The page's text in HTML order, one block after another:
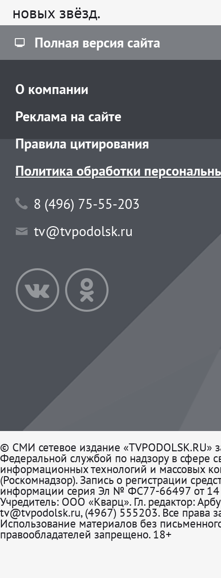
новых звёзд.
Полная версия сайта
О компании
Реклама на сайте
Правила цитирования
Политика обработки
8 (496) 75-55-203
tv@tvpodolsk.ru
© СМИ сетевое издание «TVPODOLSK.RU»
Федеральной службой по надзору в сфере
информационных технологий и массовых
(Роскомнадзор). Запись о регистрации
информации серия Эл № ФС77-66497 от 14
Учредитель: ООО «Кварц». Гл. редактор:
tv@tvpodolsk.ru, (4967) 555203. Все права
Использование материалов без
правообладателей запрещено. 18+